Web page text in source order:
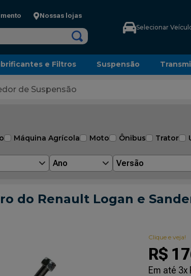
Nossas lojas
Selecionar
e Filtros Suspensão
de Suspensão
Máquina Agrícola Moto Ônibus Trator
Ano Versão
do Renault Logan e
Clique e veja!
R$
Em até 3x